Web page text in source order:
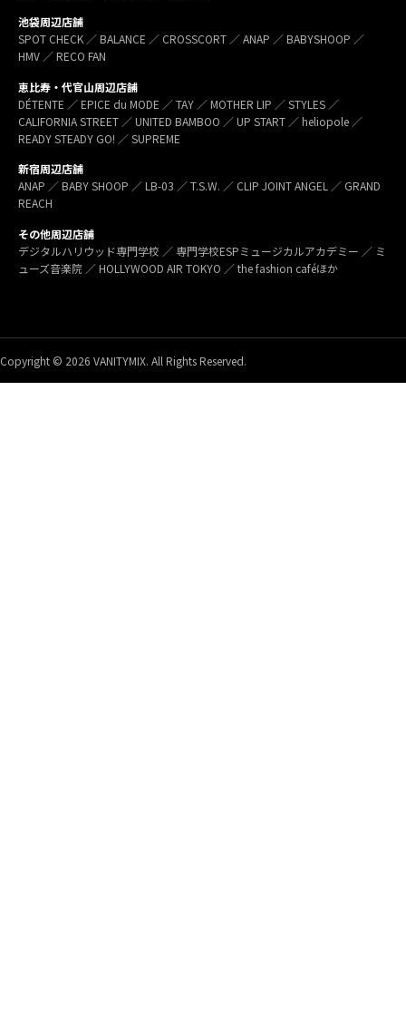
池袋周辺店舗
SPOT CHECK ／ BALANCE ／ CROSSCORT ／ ANAP ／ BABYSHOOP ／
HMV ／ RECO FAN
恵比寿・代官山周辺店舗
DÉTENTE ／ EPICE du MODE ／ TAY ／ MOTHER LIP ／ STYLES ／
CALIFORNIA STREET ／ UNITED BAMBOO ／ UP START ／ heliopole ／
READY STEADY GO! ／ SUPREME
新宿周辺店舗
ANAP ／ BABY SHOOP ／ LB-03 ／ T.S.W. ／ CLIP JOINT ANGEL ／ GRAND
REACH
その他周辺店舗
デジタルハリウッド専門学校 ／ 専門学校ESPミュージカルアカデミー ／ ミ
ューズ音楽院 ／ HOLLYWOOD AIR TOKYO ／ the fashion caféほか
Copyright © 2026 VANITYMIX. All Rights Reserved.